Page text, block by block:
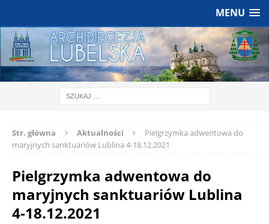
MENU
Str. główna Aktualności
Pielgrzymka adwentowa do
maryjnych sanktuariów Lublina 4-18.12.2021
Pielgrzymka adwentowa do
maryjnych sanktuariów Lublina
4-18.12.2021